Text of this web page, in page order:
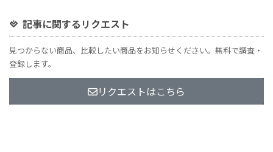
記事に関するリクエスト
見つからない商品、比較したい商品をお知らせください。無料で調査・
登録します。
リクエストはこちら